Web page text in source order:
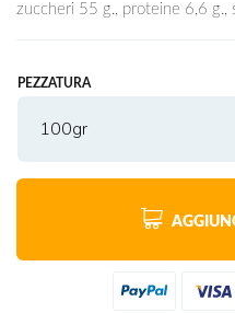
zuccheri 55 g., proteine 6,6 g.,
PEZZATURA
100gr